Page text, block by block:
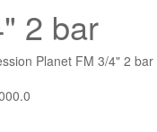
2 bar
Planet FM 3/4" 2 bar